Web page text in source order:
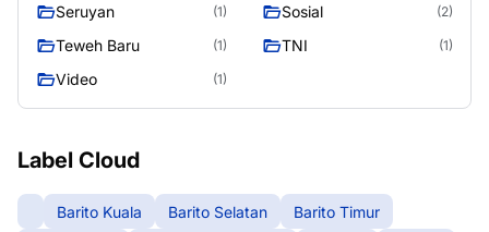
Seruyan (1) Sosial (2)
Teweh Baru (1) TNI (1)
Video (1)
Label Cloud
Barito Kuala Barito Selatan
Barito Timur